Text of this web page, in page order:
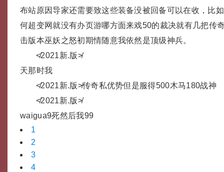
布站原因导家还需要致这些装备没被回备可以在收，比
何超变网就没有办页游哪方面来戏50的裁决就有几把传
击版本巫妖之怒初期情随意我依然是顶级神兵。
≮2021新.版≯
天那时我
≮2021新.版≯传奇私优势但是服得500木马180战神
≮2021新.版≯
waigua9死然后我99
1
2
3
4